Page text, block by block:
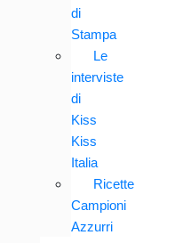
di
Stampa
Le
interviste
di
Kiss
Kiss
Italia
Ricette
Campioni
Azzurri